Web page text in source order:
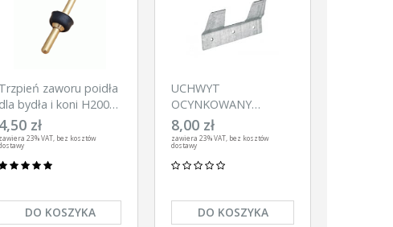
Trzpień zaworu poidła
dla bydła i koni H200
PM6
4,50 zł
zawiera 23% VAT, bez kosztów
DO KOSZYKA
UCHWYT
OCYNKOWANY
WIADRA DO POJENIA
CIELĄT
8,00 zł
zawiera 23% VAT, bez kosztów
dostawy
DO KOSZYKA